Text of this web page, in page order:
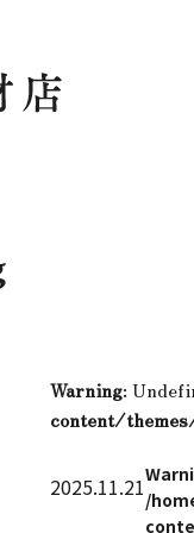
Warning:
content/
2025.11.21/